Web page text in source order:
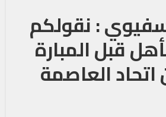
: نقولكم
قبل المبارة
العاصمة